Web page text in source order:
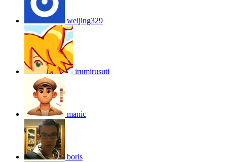
weijing329
irumirusuti
manic
boris